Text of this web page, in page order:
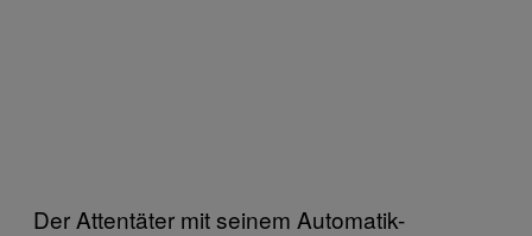
Der Attentäter mit seinem Automatik-